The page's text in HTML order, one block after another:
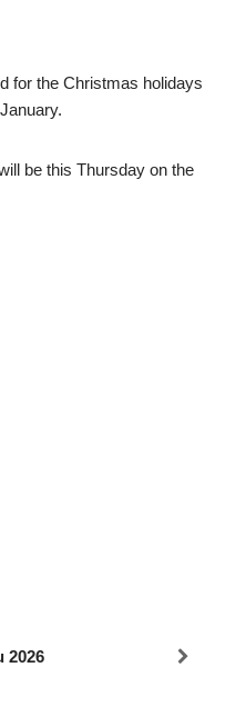
for the Christmas holidays
be this Thursday on the
2026